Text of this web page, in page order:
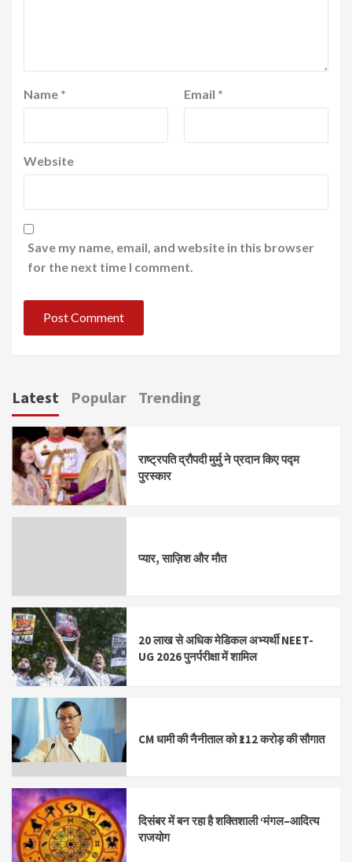
Name * Email *
Website
Save my name, email, and website in this browser
for the next time I comment.
Latest Popular Trending
राष्ट्रपति द्रौपदी मुर्मु ने प्रदान किए पद्म
पुरस्कार
प्यार, साज़िश और मौत
20 लाख से अधिक मेडिकल अभ्यर्थी NEET-
UG 2026 पुनर्परीक्षा में शामिल
CM धामी की नैनीताल को ₹112 करोड़ की सौगात
दिसंबर में बन रहा है शक्तिशाली ‘मंगल–आदित्य
राजयोग